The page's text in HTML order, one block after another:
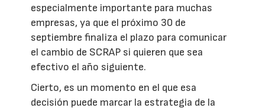
especialmente importante para muchas
empresas, ya que el próximo 30 de
septiembre finaliza el plazo para comunicar
el cambio de SCRAP si quieren que sea
efectivo el año siguiente.
Cierto, es un momento en el que esa
decisión puede marcar la estrategia de la